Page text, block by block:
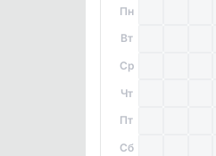
Пн
Вт
Ср
Чт
Пт
Сб